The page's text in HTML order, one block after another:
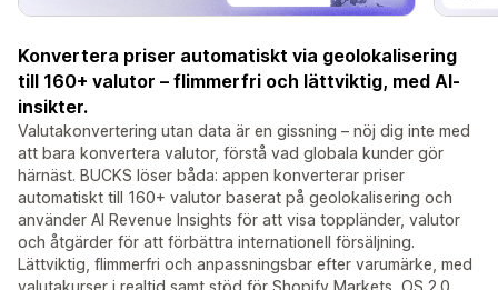
Konvertera priser automatiskt via geolokalisering
till 160+ valutor – flimmerfri och lättviktig, med AI-
insikter.
Valutakonvertering utan data är en gissning – nöj dig inte med
att bara konvertera valutor, förstå vad globala kunder gör
härnäst. BUCKS löser båda: appen konverterar priser
automatiskt till 160+ valutor baserat på geolokalisering och
använder AI Revenue Insights för att visa toppländer, valutor
och åtgärder för att förbättra internationell försäljning.
Lättviktig, flimmerfri och anpassningsbar efter varumärke, med